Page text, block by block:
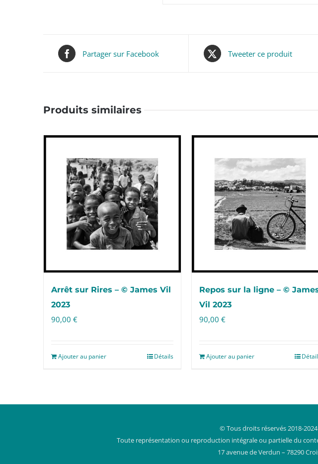
Partager sur Facebook Tweeter ce produit
Produits similaires
Arrêt sur Rires – © James Vil
2023
90,00 €
Ajouter au panier Détails
Repos sur la ligne – ©
Vil 2023
90,00 €
Ajouter au panier
© Tous droits réservés 2018-
Toute représentation ou reproduction intégrale ou partielle du
17 avenue de Verdun – 78290